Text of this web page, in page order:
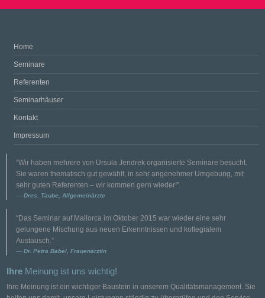
Home
Seminare
Referenten
Seminarhäuser
Kontakt
Impressum
“Wir haben mehrere von Ursula Jendrek organisierte Seminare besucht.
Sie waren thematisch gut gewählt, in sehr angenehmer Umgebung, mit
sehr guten Referenten – wir kommen gern wieder!”
Dres. Taube, Allgemeinärzte
“Das Seminar auf Mallorca im Oktober 2015 war wieder eine sehr
gelungene Mischung aus neuen Erkenntnissen und kollegialem
Austausch.”
Dr. Petra Babel, Frauenärztin
Ihre Meinung ist uns wichtig!
Ihre Meinung ist ein wichtiger Baustein in unserem Qualitätsmanagement. Sie